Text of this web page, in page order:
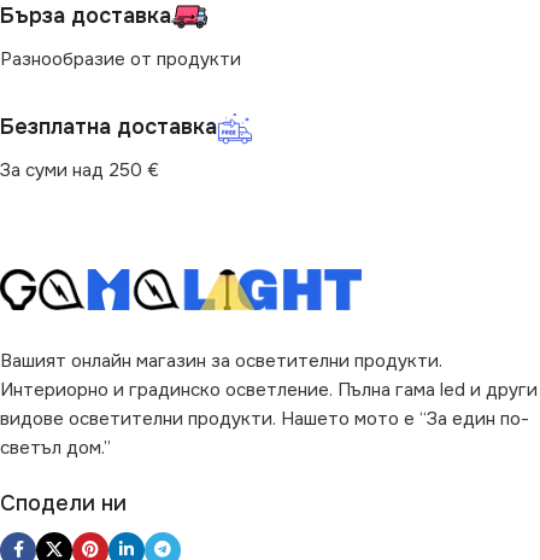
Бърза доставка
Разнообразие от продукти
Безплатна доставка
За суми над 250 €
Вашият онлайн магазин за осветителни продукти.
Интериорно и градинско осветление. Пълна гама led и други
видове осветителни продукти. Нашето мото е “За един по-
светъл дом.”
Сподели ни